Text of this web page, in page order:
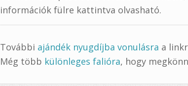
információk fülre kattintva olvasható.
További ajándék nyugdíjba vonulásra a
Még több különleges falióra, hogy